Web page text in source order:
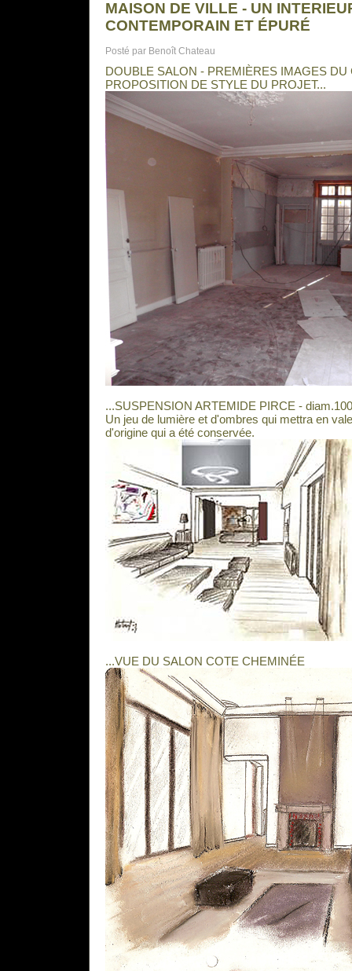
MAISON DE VILLE - UN
CONTEMPORAIN ET ÉPURÉ
Posté par Benoît Chateau
DOUBLE SALON - PREMIÈRES IMAGES DU
PROPOSITION DE STYLE DU PROJET...
...SUSPENSION ARTEMIDE PIRCE -
Un jeu de lumière et d'ombres qui mettra en
d'origine qui a été conservée.
...VUE DU SALON COTE CHEMINÉE